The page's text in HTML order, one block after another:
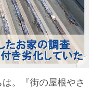
。『街の屋根やさ